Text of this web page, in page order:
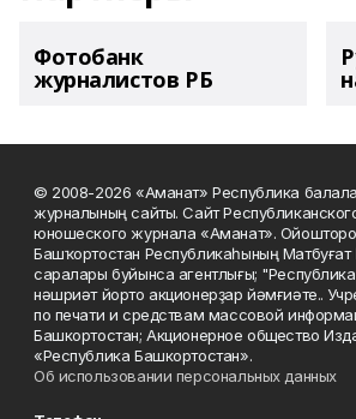
Фотобанк
журналистов РБ
© 2008-2026 «Аманат» Республика
журналының сайты. Сайт
юношеского журнала «Аманат».
Башҡортостан Республикаһының Матбуғат
саралары буйынса агентлығы;
нәшриәт йорто акционерҙар йәмғиәте..
по печати и средствам массовой
Башкортостан; Акционерное общество
«Республика Башкортостан».
Об использовании персональных данных